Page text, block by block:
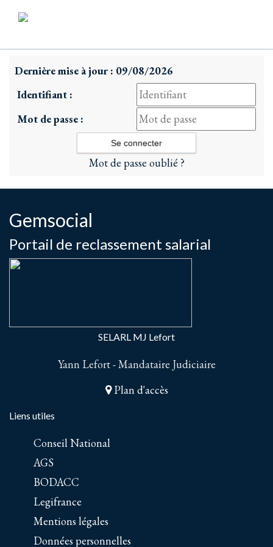
Dernière mise à jour : 09/08/2026
Identifiant :
Mot de passe :
Mot de passe oublié ?
Gemsocial
Portail de reclassement salarial
SELARL MJ Lefort
Yann Lefort - Mandataire Judiciaire
Plan d'accès
Liens utiles
Conseil National
AGS
BODACC
Legifrance
Mentions légales
Données personnelles